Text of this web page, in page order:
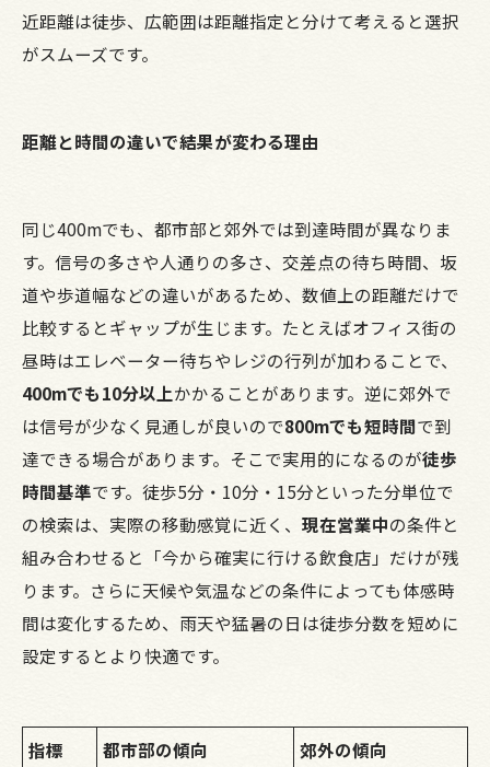
近距離は徒歩、広範囲は距離指定と分けて考えると選択
がスムーズです。
距離と時間の違いで結果が変わる理由
同じ400mでも、都市部と郊外では到達時間が異なりま
す。信号の多さや人通りの多さ、交差点の待ち時間、坂
道や歩道幅などの違いがあるため、数値上の距離だけで
比較するとギャップが生じます。たとえばオフィス街の
昼時はエレベーター待ちやレジの行列が加わることで、
400mでも10分以上かかることがあります。逆に郊外で
は信号が少なく見通しが良いので800mでも短時間で到
達できる場合があります。そこで実用的になるのが徒歩
時間基準です。徒歩5分・10分・15分といった分単位で
の検索は、実際の移動感覚に近く、 現在営業中の条件と
組み合わせると「今から確実に行ける飲食店」だけが残
ります。さらに天候や気温などの条件によっても体感時
間は変化するため、雨天や猛暑の日は徒歩分数を短めに
設定するとより快適です。
指標 都市部の傾向
郊外の傾向